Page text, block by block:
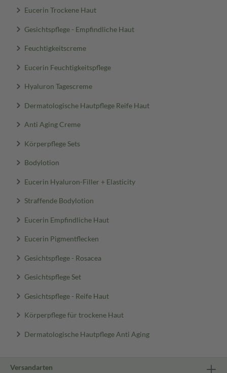
Eucerin Trockene Haut
Gesichtspflege - Empfindliche Haut
Feuchtigkeitscreme
Eucerin Feuchtigkeitspflege
Hyaluron Tagescreme
Dermatologische Hautpflege Reife Haut
Anti Aging Creme
Körperpflege Sets
Bodylotion
Eucerin Hyaluron-Filler + Elasticity
Straffende Bodylotion
Eucerin Empfindliche Haut
Eucerin Pigmentflecken
Gesichtspflege - Rosacea
Gesichtspflege Set
Gesichtspflege - Reife Haut
Körperpflege für trockene Haut
Dermatologische Hautpflege Anti Aging
Versandarten